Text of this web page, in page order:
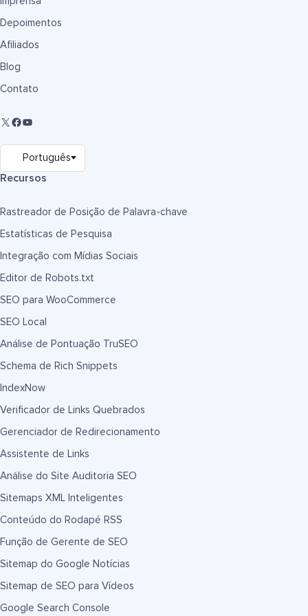
Depoimentos
Afiliados
Blog
Contato
Recursos
Rastreador de Posição de Palavra-chave
Estatísticas de Pesquisa
Integração com Mídias Sociais
Editor de Robots.txt
SEO para WooCommerce
SEO Local
Análise de Pontuação TruSEO
Schema de Rich Snippets
IndexNow
Verificador de Links Quebrados
Gerenciador de Redirecionamento
Assistente de Links
Análise do Site Auditoria SEO
Sitemaps XML Inteligentes
Conteúdo do Rodapé RSS
Função de Gerente de SEO
Sitemap do Google Notícias
Sitemap de SEO para Vídeos
Google Search Console